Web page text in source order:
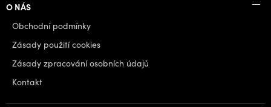
O NÁS
Obchodní podmínky
Zásady použití cookies
Zásady zpracování osobních údajů
Kontakt